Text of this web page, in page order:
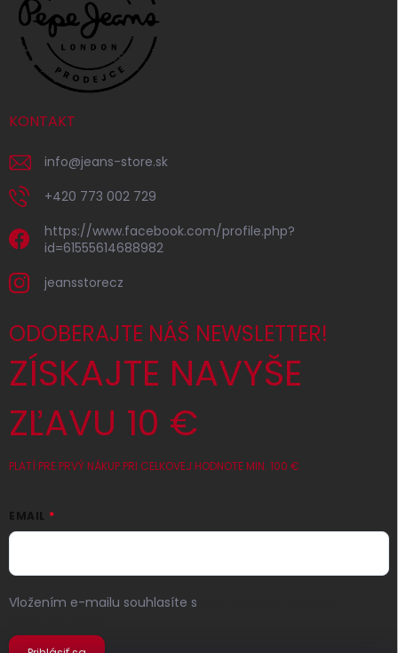
KONTAKT
info@jeans-store.sk
+420 773 002 729
https://www.facebook.com/profile.php?
id=61555614688982
jeansstorecz
ODOBERAJTE NÁŠ NEWSLETTER!
ZÍSKAJTE NAVYŠE
ZĽAVU 10 €
PLATÍ PRE PRVÝ NÁKUP PRI CELKOVEJ HODNOTE MIN. 100 €
EMAIL
Vložením e-mailu souhlasíte s